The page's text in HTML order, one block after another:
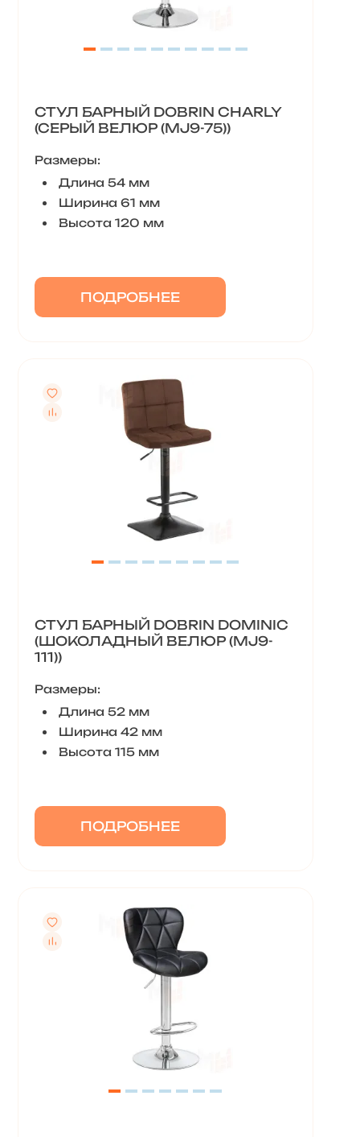
СТУЛ БАРНЫЙ DOBRIN CHARLY
(СЕРЫЙ ВЕЛЮР (MJ9-75))
Размеры:
Длина 54 мм
Ширина 61 мм
Высота 120 мм
ПОДРОБНЕЕ
СТУЛ БАРНЫЙ DOBRIN DOMINIC
(ШОКОЛАДНЫЙ ВЕЛЮР (MJ9-
111))
Размеры:
Длина 52 мм
Ширина 42 мм
Высота 115 мм
ПОДРОБНЕЕ